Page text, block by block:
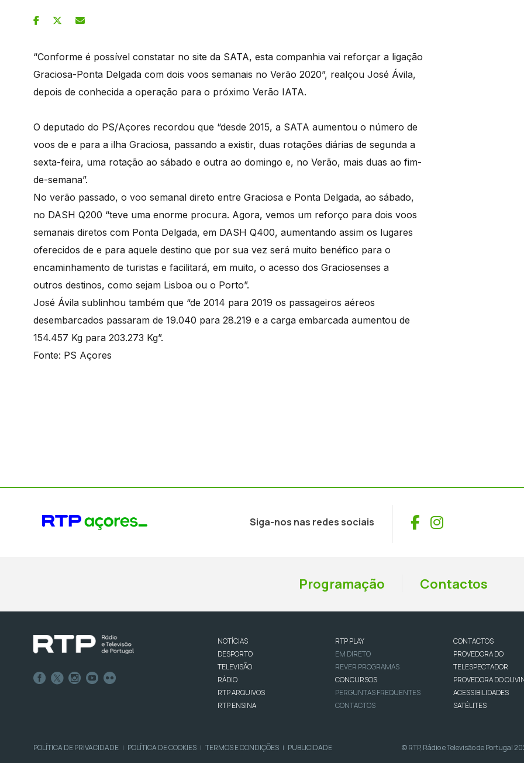
“Conforme é possível constatar no site da SATA, esta companhia vai reforçar a ligação
Graciosa-Ponta Delgada com dois voos semanais no Verão 2020”, realçou José Ávila,
depois de conhecida a operação para o próximo Verão IATA.
O deputado do PS/Açores recordou que “desde 2015, a SATA aumentou o número de
voos de e para a ilha Graciosa, passando a existir, duas rotações diárias de segunda a
sexta-feira, uma rotação ao sábado e outra ao domingo e, no Verão, mais duas ao fim-
de-semana”.
No verão passado, o voo semanal direto entre Graciosa e Ponta Delgada, ao sábado,
no DASH Q200 “teve uma enorme procura. Agora, vemos um reforço para dois voos
semanais diretos com Ponta Delgada, em DASH Q400, aumentando assim os lugares
oferecidos de e para aquele destino que por sua vez será muito benéfico para o
encaminhamento de turistas e facilitará, em muito, o acesso dos Graciosenses a
outros destinos, como sejam Lisboa ou o Porto”.
José Ávila sublinhou também que “de 2014 para 2019 os passageiros aéreos
desembarcados passaram de 19.040 para 28.219 e a carga embarcada aumentou de
154.457 Kg para 203.273 Kg”.
Fonte: PS Açores
Siga-nos nas redes sociais Facebook
Instagram
Programação Contactos
NOTÍCIAS
DESPORTO
TELEVISÃO
RÁDIO
RTP ARQUIVOS
RTP ENSINA
RTP PLAY
EM DIRETO
REVER PROGRAMAS
CONCURSOS
PERGUNTAS FREQUENTES
CONTACTOS
CONTACTOS
PROVEDORA DO
TELESPECTADOR
PROVEDORA DO
ACESSIBILIDADES
SATÉLITES
POLÍTICA DE PRIVACIDADE | POLÍTICA DE COOKIES | TERMOS E CONDIÇÕES | PUBLICIDADE © RTP, Rádio e Televisão de Portugal